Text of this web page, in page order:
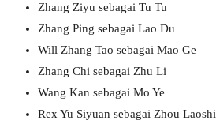
Zhang Ziyu sebagai Tu Tu
Zhang Ping sebagai Lao Du
Will Zhang Tao sebagai Mao Ge
Zhang Chi sebagai Zhu Li
Wang Kan sebagai Mo Ye
Rex Yu Siyuan sebagai Zhou Laoshi